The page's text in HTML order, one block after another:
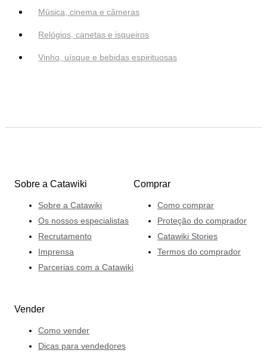
Música, cinema e câmeras
Relógios, canetas e isqueiros
Vinho, uísque e bebidas espirituosas
Sobre a Catawiki
Sobre a Catawiki
Os nossos especialistas
Recrutamento
Imprensa
Parcerias com a Catawiki
Comprar
Como comprar
Proteção do comprador
Catawiki Stories
Termos do comprador
Vender
Como vender
Dicas para vendedores